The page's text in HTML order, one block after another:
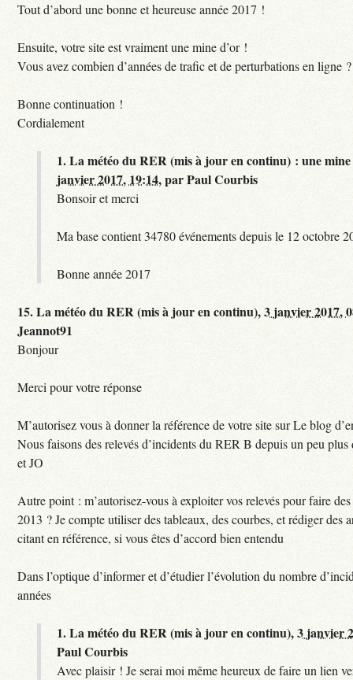
Tout d’abord une bonne et heureuse année 2017 !
Ensuite, votre site est vraiment une mine d’or !
Vous avez combien d’années de trafic et de perturbations en ligne ?
Bonne continuation !
Cordialement
1.La météo du RER (mis à jour en continu) : une
janvier 2017, 19:14,parPaul Courbis
Bonsoir et merci
Ma base contient 34780 événements depuis le 12 octobre
Bonne année 2017
15.La météo du RER (mis à jour en continu),3 janvier 2017,
Jeannot91
Bonjour
Merci pour votre réponse
M’autorisez vous à donner la référence de votre site sur Le blog
Nous faisons des relevés d’incidents du RER B depuis un peu
et JO
Autre point : m’autorisez-vous à exploiter vos relevés pour faire
2013 ? Je compte utiliser des tableaux, des courbes, et rédiger des
citant en référence, si vous êtes d’accord bien entendu
Dans l’optique d’informer et d’étudier l’évolution du nombre
années
1.La météo du RER (mis à jour en continu),3 janvier
Paul Courbis
Avec plaisir ! Je serai moi même heureux de faire un lien